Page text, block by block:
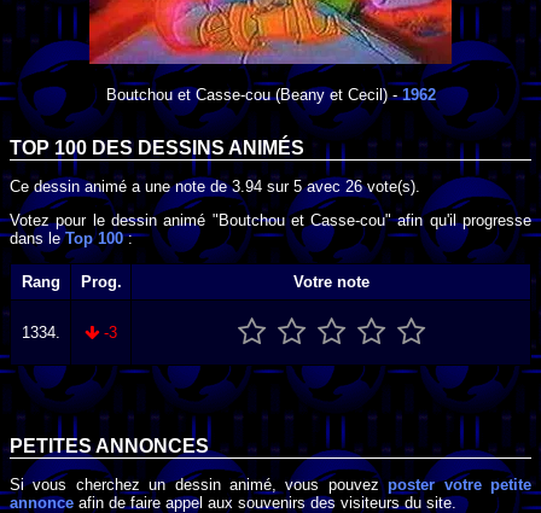
Boutchou et Casse-cou(Beany et Cecil) -1962
TOP 100 DES DESSINS ANIMÉS
Ce dessin animé a une note de3.94 sur 5avec 26vote(s).
Votez pour le dessin animé "Boutchou et Casse-cou" afin qu'il progresse
dans leTop 100:
Rang Prog. Votre note
1334. -3
PETITES ANNONCES
Si vous cherchez un dessin animé, vous pouvezposter votre petite
annonce afin de faire appel aux souvenirs des visiteurs du site.